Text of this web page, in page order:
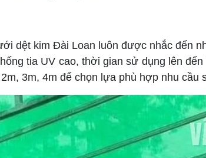
dệt kim Đài Loan luôn được nhắc đến
tia UV cao, thời gian sử dụng lên
3m, 4m để chọn lựa phù hợp nhu cầu